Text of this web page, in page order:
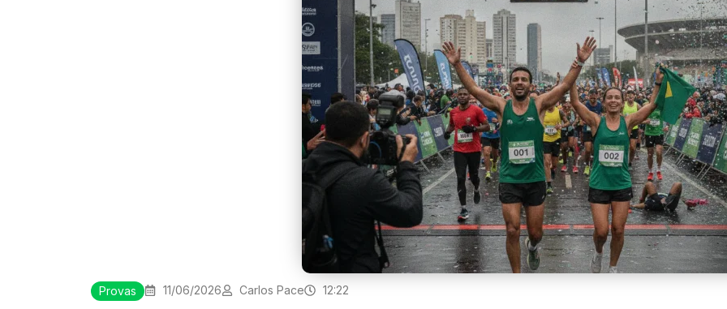
Provas 11/06/2026 Carlos Pace 12:22